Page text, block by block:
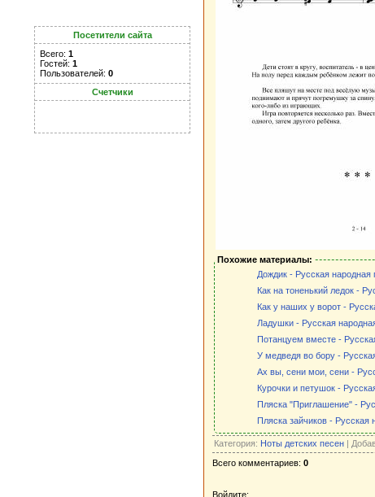
Посетители сайта
Всего: 1
Гостей: 1
Пользователей: 0
Счетчики
Похожие материалы:
Дождик - Русская народная
Как на тоненький ледок -
Как у наших у ворот -
Ладушки - Русская
Потанцуем вместе -
У медведя во бору -
Ах вы, сени мои, сени -
Курочки и петушок -
Пляска "Приглашение" -
Пляска зайчиков - Русская
Категория: Ноты детских песен |
Всего комментариев: 0
Войдите: